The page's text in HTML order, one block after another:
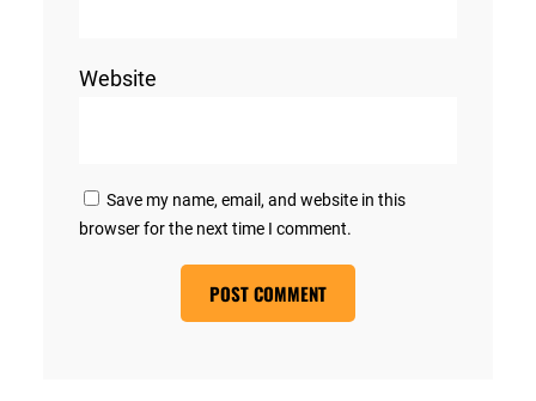
Website
Save my name, email, and website in this
browser for the next time I comment.